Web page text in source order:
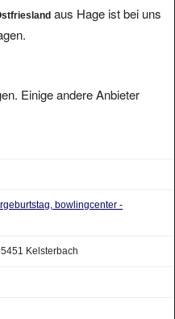
aus Hage ist bei uns
Einige andere Anbieter
bowlingcenter -
Kelsterbach